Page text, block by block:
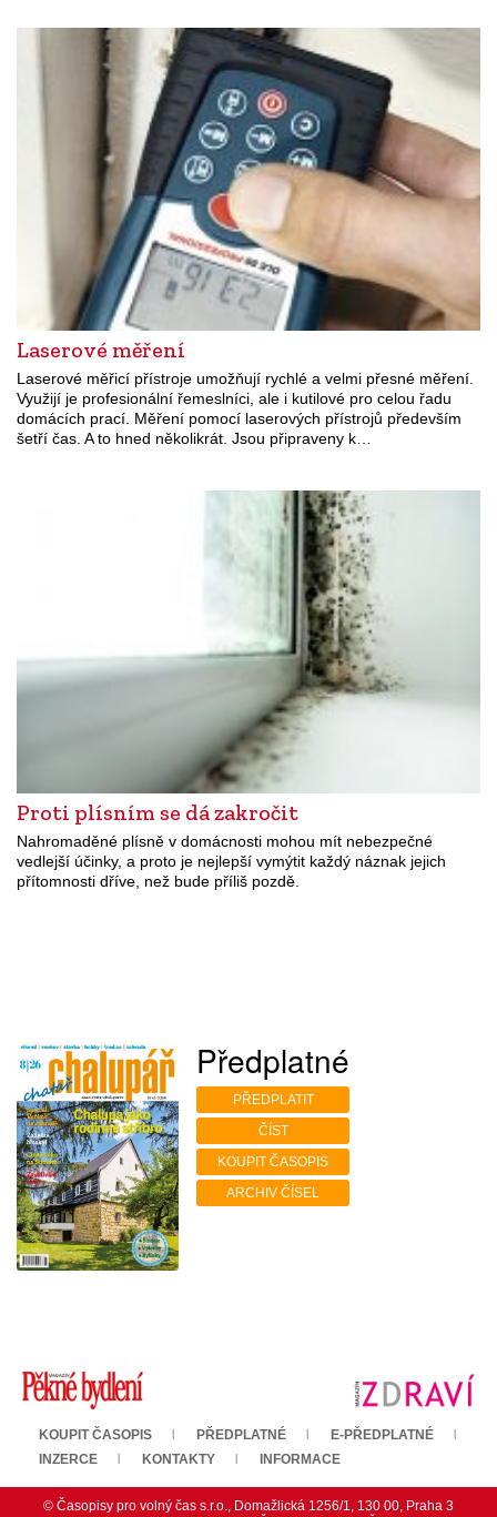
Laserové měření
Laserové měřicí přístroje umožňují rychlé a velmi přesné měření.
Využijí je profesionální řemeslníci, ale i kutilové pro celou řadu
domácích prací. Měření pomocí laserových přístrojů především
šetří čas. A to hned několikrát. Jsou připraveny k…
Proti plísním se dá zakročit
Nahromaděné plísně v domácnosti mohou mít nebezpečné
vedlejší účinky, a proto je nejlepší vymýtit každý náznak jejich
přítomnosti dříve, než bude příliš pozdě.
Předplatné
PŘEDPLATIT
ČÍST
KOUPIT ČASOPIS
ARCHIV ČÍSEL
KOUPIT ČASOPIS PŘEDPLATNÉ
E-PŘEDPLATNÉ
INZERCE
KONTAKTY INFORMACE
© Časopisy pro volný čas s.r.o., Domažlická 1256/1, 130 00, Praha 3